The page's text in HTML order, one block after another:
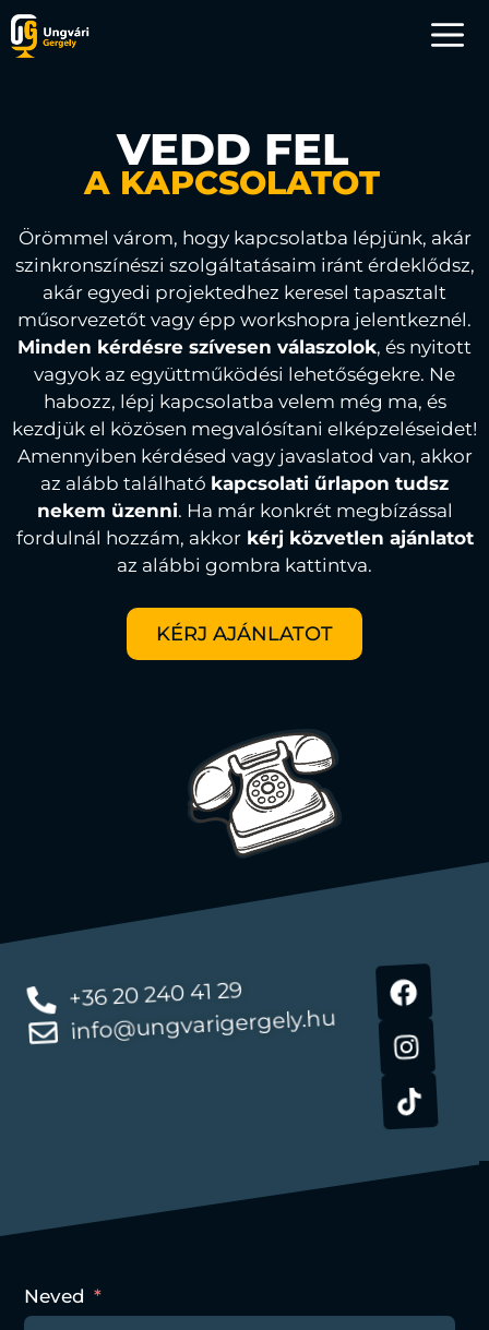
VEDD FEL
A KAPCSOLATOT
Örömmel várom, hogy kapcsolatba lépjünk, akár
szinkronszínészi szolgáltatásaim iránt érdeklődsz,
akár egyedi projektedhez keresel tapasztalt
műsorvezetőt vagy épp workshopra jelentkeznél.
Minden kérdésre szívesen válaszolok, és nyitott
vagyok az együttműködési lehetőségekre. Ne
habozz, lépj kapcsolatba velem még ma, és
kezdjük el közösen megvalósítani elképzeléseidet!
Amennyiben kérdésed vagy javaslatod van, akkor
az alább található kapcsolati űrlapon tudsz
nekem üzenni. Ha már konkrét megbízással
fordulnál hozzám, akkorkérj közvetlen ajánlatot
az alábbi gombra kattintva.
KÉRJ AJÁNLATOT
+36 20 240 41 29
info@ungvarigergely.hu
Neved